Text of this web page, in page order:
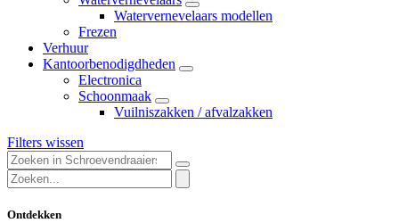
Watervernevelaars modellen
Frezen
Verhuur
Kantoorbenodigdheden
Electronica
Schoonmaak
Vuilniszakken / afvalzakken
Filters wissen
Ontdekken